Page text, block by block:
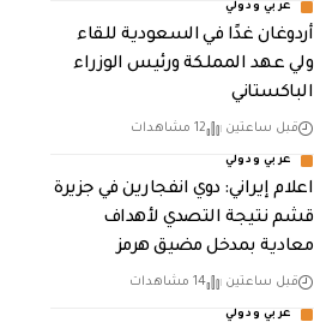
عربي ودولي
أردوغان غدًا في السعودية للقاء
ولي عهد المملكة ورئيس الوزراء
الباكستاني
قبل ساعتين 12 مشاهدات
عربي ودولي
اعلام إيراني: دوي انفجارين في جزيرة
قشم نتيجة التصدي لأهداف
معادية بمدخل مضيق هرمز
قبل ساعتين 14 مشاهدات
عربي ودولي